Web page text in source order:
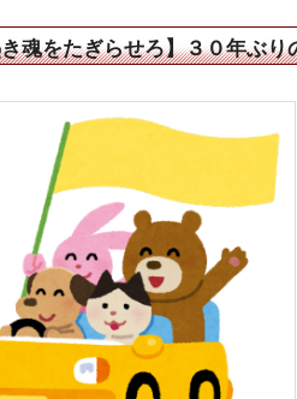
魂をたぎらせろ】３０年ぶ